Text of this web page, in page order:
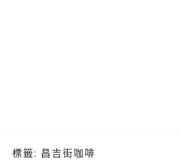
標籤: 昌吉街咖啡